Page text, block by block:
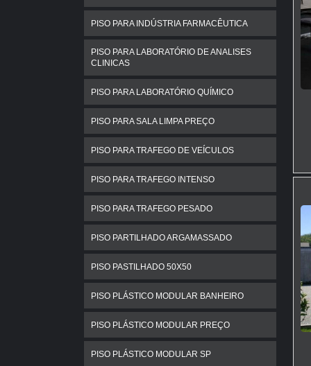
PISO PARA INDÚSTRIA FARMACÊUTICA
PISO PARA LABORATÓRIO DE ANALISES
CLINICAS
PISO PARA LABORATÓRIO QUÍMICO
PISO PARA SALA LIMPA PREÇO
PISO PARA TRAFEGO DE VEÍCULOS
PISO PARA TRAFEGO INTENSO
PISO PARA TRAFEGO PESADO
PISO PARTILHADO ARGAMASSADO
PISO PASTILHADO 50X50
PISO PLÁSTICO MODULAR BANHEIRO
PISO PLÁSTICO MODULAR PREÇO
PISO PLÁSTICO MODULAR SP